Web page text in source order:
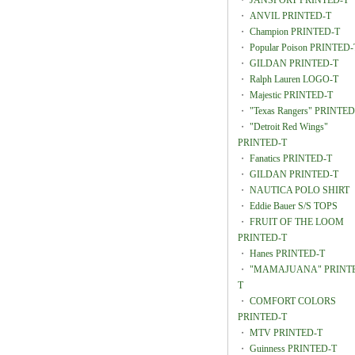
・ ANVIL PRINTED-T
・ Champion PRINTED-T
・ Popular Poison
・ GILDAN PRINTED-T
・ Ralph Lauren LOGO-T
・ Majestic PRINTED-T
・ "Texas Rangers"
・ "Detroit Red Wings"
PRINTED-T
・ Fanatics PRINTED-T
・ GILDAN PRINTED-T
・ NAUTICA POLO SHIRT
・ Eddie Bauer S/S TOPS
・ FRUIT OF THE LOOM
PRINTED-T
・ Hanes PRINTED-T
・ "MAMAJUANA"
T
・ COMFORT COLORS
PRINTED-T
・ MTV PRINTED-T
・ Guinness PRINTED-T